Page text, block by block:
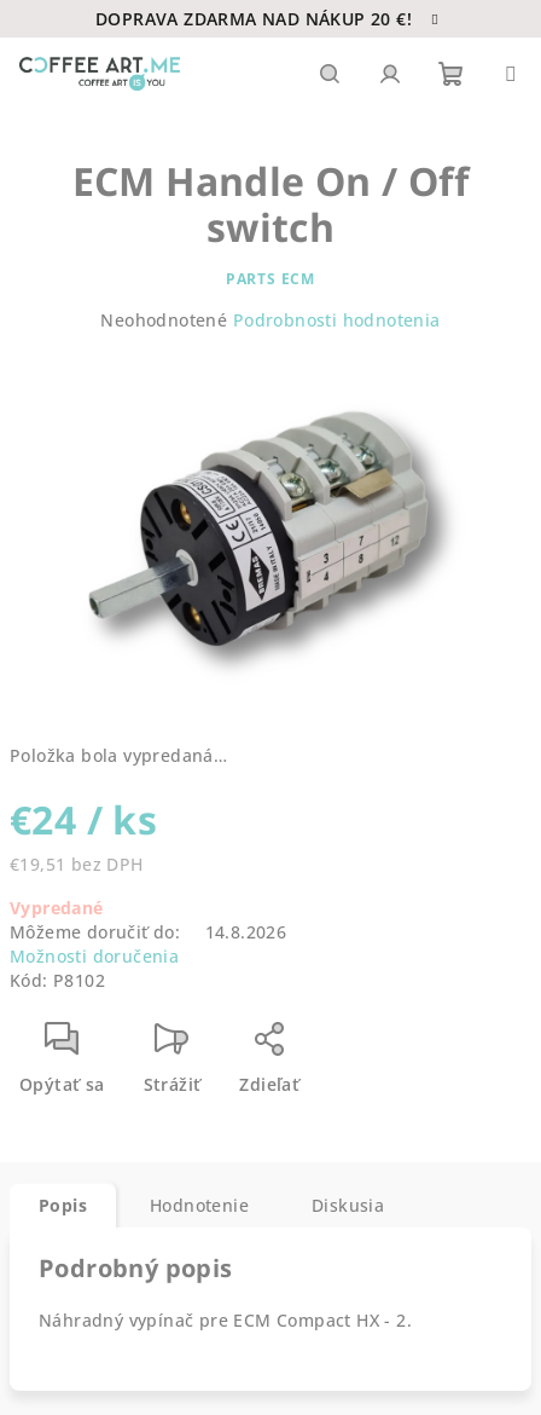
na
obsah
DOPRAVA ZDARMA NAD NÁKUP 20 €!
košík
Položka bola vypredaná…
€24 / ks
€19,51 bez DPH
cena:
Vypredané
Môžeme doručiť do:
14.8.2026
Možnosti doručenia
Kód: P8102
Opýtať sa Strážiť Zdieľať
ECM Handle On / Off
switch
PARTS ECM
Priemerné
hviezdičiek.
Neohodnotené Podrobnosti hodnotenia
Popis Hodnotenie Diskusia
Podrobný popis
Náhradný vypínač pre ECM Compact HX - 2.